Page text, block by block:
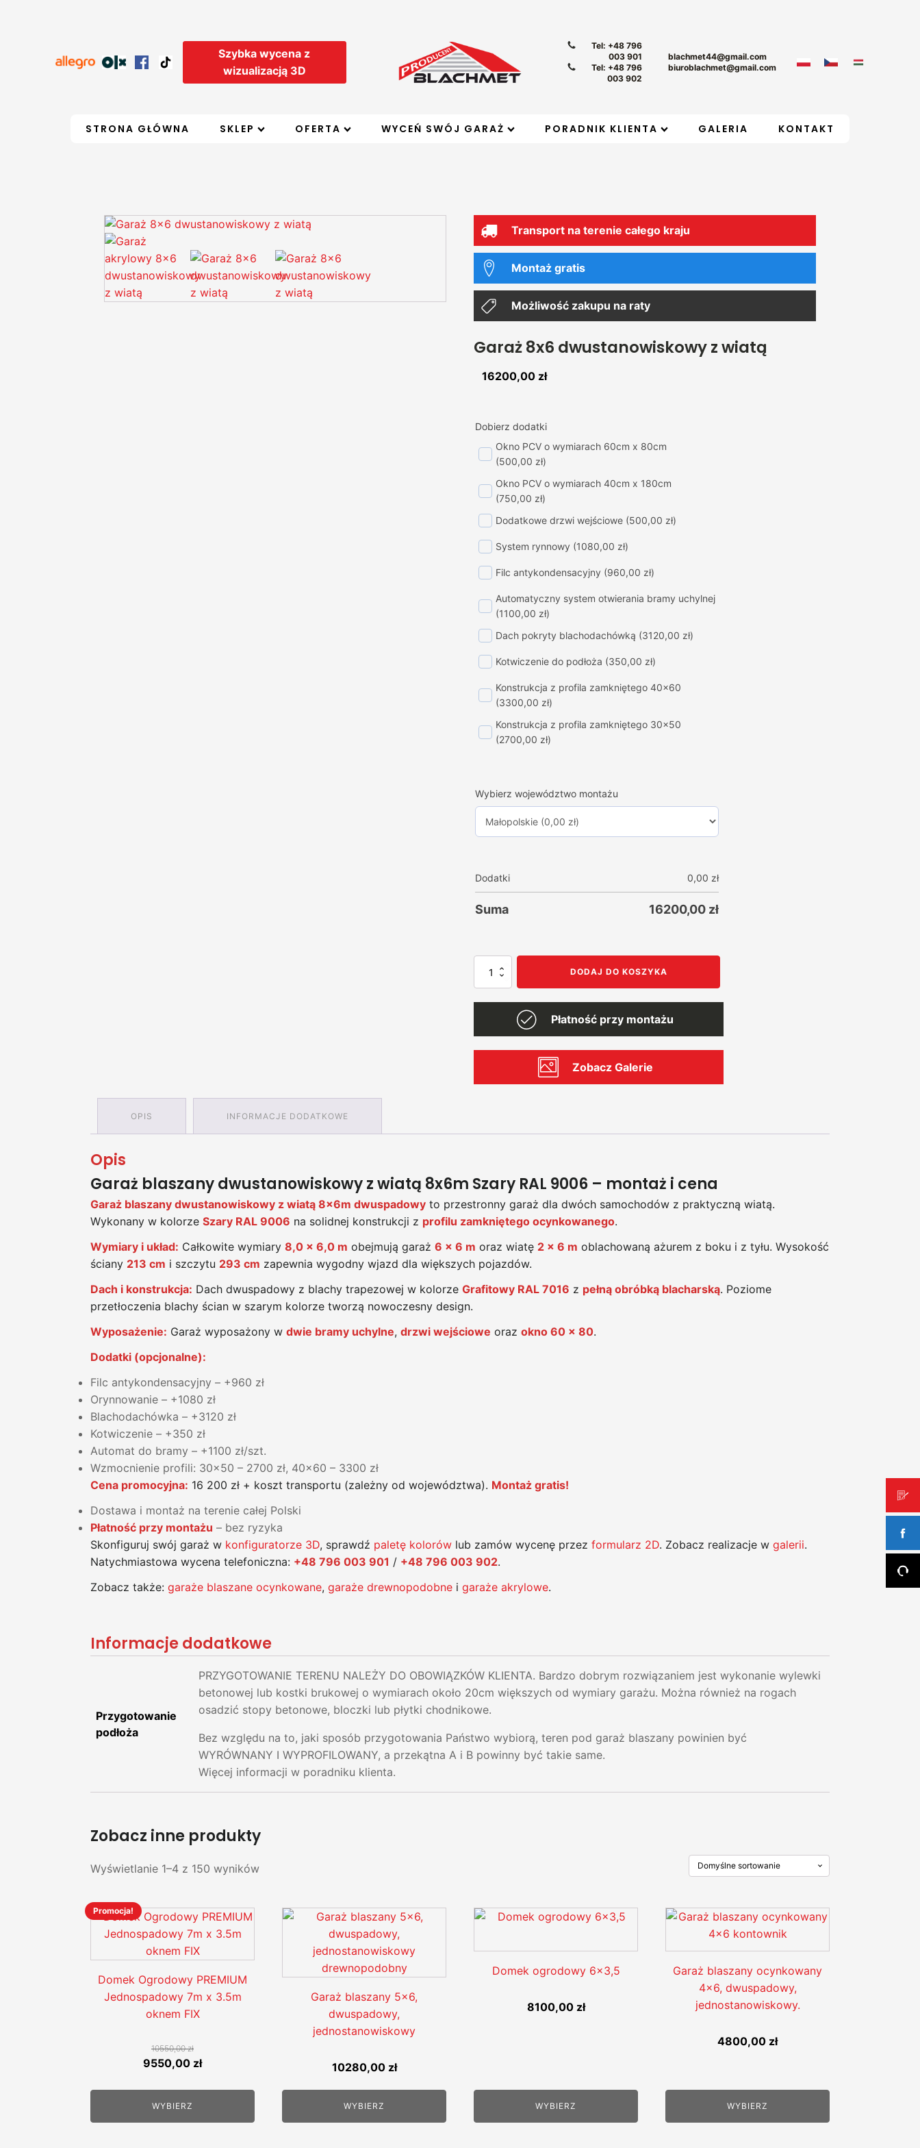
Szybka wycena z
wizualizacją 3D
Tel: +48 796
003 901
Tel: +48 796
003 902
blachmet44@gmail.com
biuroblachmet@gmail.com
STRONA GŁÓWNA SKLEP OFERTA WYCEŃ SWÓJ GARAŻ PORADNIK KLIENTA GALERIA KONTAKT
Transport na terenie całego kraju
Montaż gratis
Możliwość zakupu na raty
Garaż 8x6 dwustanowiskowy z wiatą
16200,00 zł
Dobierz dodatki
Okno PCV o wymiarach 60cm x 80cm
(500,00 zł)
Okno PCV o wymiarach 40cm x 180cm
(750,00 zł)
Dodatkowe drzwi wejściowe (500,00 zł)
System rynnowy (1080,00 zł)
Filc antykondensacyjny (960,00 zł)
Automatyczny system otwierania bramy uchylnej
(1100,00 zł)
Dach pokryty blachodachówką (3120,00 zł)
Kotwiczenie do podłoża (350,00 zł)
Konstrukcja z profila zamkniętego 40x60
(3300,00 zł)
Konstrukcja z profila zamkniętego 30x50
(2700,00 zł)
Wybierz województwo montażu
Dodatki 0,00 zł
Suma 16200,00 zł
ilość
DODAJ DO KOSZYKA
Płatność przy montażu
Zobacz Galerie
OPIS INFORMACJE DODATKOWE
Opis
Garaż blaszany dwustanowiskowy z wiatą 8x6m Szary RAL 9006 – montaż i cena
Garaż blaszany dwustanowiskowy z wiatą 8x6m dwuspadowy to przestronny garaż dla dwóch samochodów z praktyczną wiatą.
Wykonany w kolorze Szary RAL 9006 na solidnej konstrukcji z profilu zamkniętego ocynkowanego.
Wymiary i układ: Całkowite wymiary 8,0 x 6,0 m obejmują garaż 6 x 6 m oraz wiatę 2 x 6 m oblachowaną ażurem z boku i z tyłu. Wysokość
ściany 213 cm i szczytu 293 cm zapewnia wygodny wjazd dla większych pojazdów.
Dach i konstrukcja: Dach dwuspadowy z blachy trapezowej w kolorze Grafitowy RAL 7016 z pełną obróbką blacharską. Poziome
przetłoczenia blachy ścian w szarym kolorze tworzą nowoczesny design.
Wyposażenie: Garaż wyposażony w dwie bramy uchylne, drzwi wejściowe oraz okno 60 x 80.
Dodatki (opcjonalne):
Filc antykondensacyjny – +960 zł
Orynnowanie – +1080 zł
Blachodachówka – +3120 zł
Kotwiczenie – +350 zł
Automat do bramy – +1100 zł/szt.
Wzmocnienie profili: 30x50 – 2700 zł, 40x60 – 3300 zł
Cena promocyjna: 16 200 zł + koszt transportu (zależny od województwa). Montaż gratis!
Dostawa i montaż na terenie całej Polski
Płatność przy montażu – bez ryzyka
Skonfiguruj swój garaż w konfiguratorze 3D, sprawdź paletę kolorów lub zamów wycenę przez formularz 2D. Zobacz realizacje w galerii.
Natychmiastowa wycena telefoniczna: +48 796 003 901 / +48 796 003 902.
Zobacz także: garaże blaszane ocynkowane, garaże drewnopodobne i garaże akrylowe.
Informacje dodatkowe
Przygotowanie
podłoża
PRZYGOTOWANIE TERENU NALEŻY DO OBOWIĄZKÓW KLIENTA. Bardzo dobrym rozwiązaniem jest wykonanie wylewki
betonowej lub kostki brukowej o wymiarach około 20cm większych od wymiary garażu. Można również na rogach
osadzić stopy betonowe, bloczki lub płytki chodnikowe.
Bez względu na to, jaki sposób przygotowania Państwo wybiorą, teren pod garaż blaszany powinien być
WYRÓWNANY I WYPROFILOWANY, a przekątna A i B powinny być takie same.
Więcej informacji w poradniku klienta.
Zobacz inne produkty
Wyświetlanie 1–4 z 150 wyników
Promocja!
Domek Ogrodowy PREMIUM
Jednospadowy 7m x 3.5m
oknem FIX
10550,00zł
Pierwotna
10550,00 zł.
9550,00 złAktualna
WYBIERZ
Ten
produkt
wariantów.
Opcje
Garaż blaszany 5x6,
dwuspadowy,
jednostanowiskowy
10280,00 zł
WYBIERZ
Domek ogrodowy 6x3,5
8100,00 zł
WYBIERZ
Garaż blaszany ocynkowany
4x6, dwuspadowy,
jednostanowiskowy.
4800,00 zł
WYBIERZ